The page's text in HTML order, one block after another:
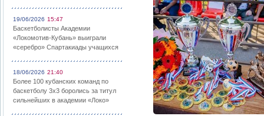
19/06/2026 15:47
Баскетболисты Академии
«Локомотив-Кубань» выиграли
«серебро» Спартакиады учащихся
18/06/2026 21:40
Более 100 кубанских команд по
баскетболу 3х3 боролись за титул
сильнейших в академии «Локо»